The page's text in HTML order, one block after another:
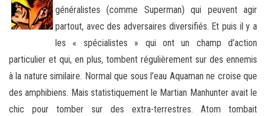
généralistes (comme Superman) qui peuvent agir
partout, avec des adversaires diversifiés. Et puis il y a
les « spécialistes » qui ont un champ d’action
particulier et qui, en plus, tombent régulièrement sur des ennemis
à la nature similaire. Normal que sous l’eau Aquaman ne croise que
des amphibiens. Mais statistiquement le Martian Manhunter avait le
chic pour tomber sur des extra-terrestres. Atom tombait